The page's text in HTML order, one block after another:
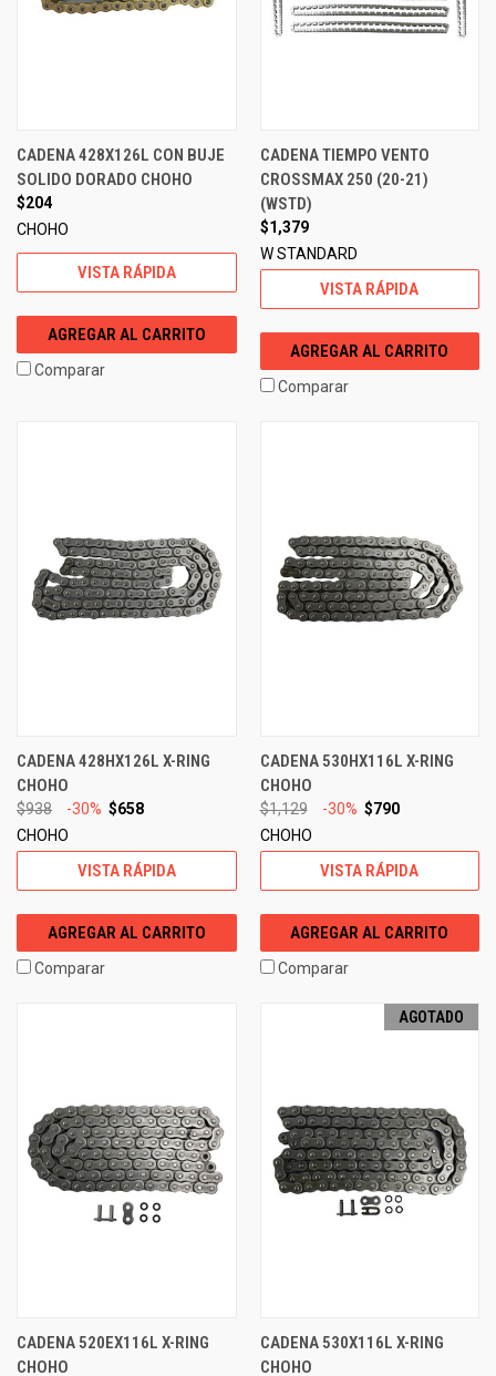
CADENA 428X126L CON BUJE
SOLIDO DORADO CHOHO
$204
CHOHO
VISTA RÁPIDA
AGREGAR AL CARRITO
Comparar
CADENA TIEMPO VENTO
CROSSMAX 250 (20-21)
(WSTD)
$1,379
W STANDARD
VISTA RÁPIDA
AGREGAR AL CARRITO
Comparar
CADENA 428HX126L X-RING
CHOHO
$938 -30% $658
CHOHO
VISTA RÁPIDA
AGREGAR AL CARRITO
Comparar
CADENA 530HX116L X-RING
CHOHO
$1,129 -30% $790
CHOHO
VISTA RÁPIDA
AGREGAR AL CARRITO
Comparar
CADENA 520EX116L X-RING
CHOHO
AGOTADO
CADENA 530X116L X-RING
CHOHO